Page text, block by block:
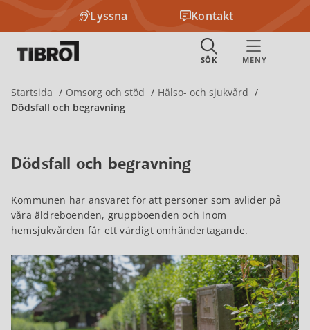
Lyssna Kontakt
Startsida Omsorg och stöd
Hälso- och sjukvård
Dödsfall och begravning
Dödsfall och begravning
Kommunen har ansvaret för att personer som avlider på
våra äldreboenden, gruppboenden och inom
hemsjukvården får ett värdigt omhändertagande.